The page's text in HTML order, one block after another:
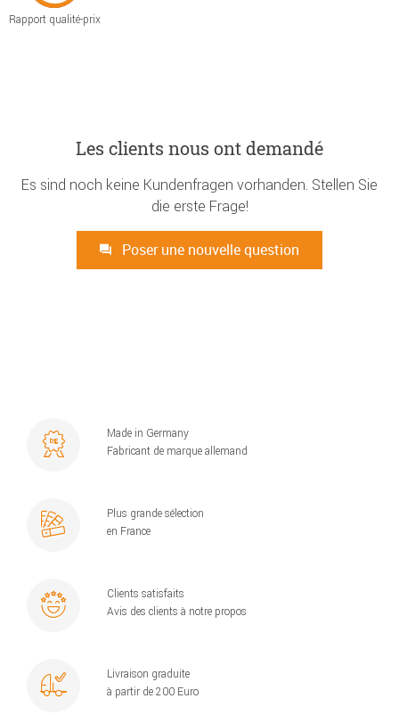
Rapport qualité-prix
Les clients nous ont demandé
Es sind noch keine Kundenfragen vorhanden. Stellen Sie
die erste Frage!
Poser une nouvelle question
Made in Germany
Fabricant de marque allemand
Plus grande sélection
en France
Clients satisfaits
Avis des clients à notre propos
Livraison graduite
à partir de 200 Euro